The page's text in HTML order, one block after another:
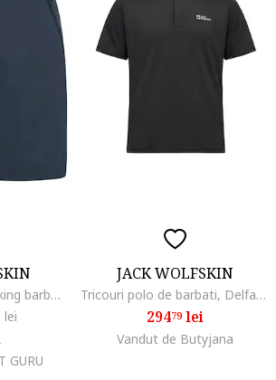
Pantaloni scurti trekking barbati Pico Trail SS 2026, Bleumarin
lei
GURU
JACK WOLFSKIN
Tricouri polo de barbati, Delfami Polo Shirt 1809801, Negru
29479lei
Vandut de Butyjana